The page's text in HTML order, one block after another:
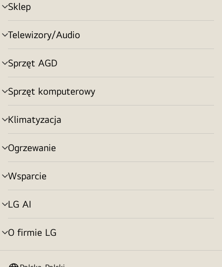
Sklep
Przełącznik
menu
Telewizory/Audio
Przełącznik
menu
Sprzęt AGD
Przełącznik
menu
Sprzęt komputerowy
Przełącznik
menu
Klimatyzacja
Przełącznik
menu
Ogrzewanie
Przełącznik
menu
Wsparcie
Przełącznik
menu
LG AI
Przełącznik
menu
O firmie LG
Przełącznik